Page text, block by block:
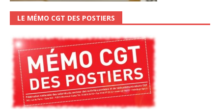
LE MÉMO CGT DES POSTIERS